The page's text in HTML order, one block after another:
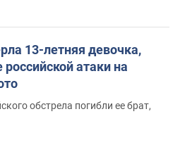
13-летняя девочка,
российской атаки на
обстрела погибли ее брат,